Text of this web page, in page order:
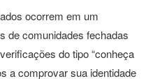
ocorrem em um
de comunidades fechadas
do tipo “conheça
a comprovar sua identidade